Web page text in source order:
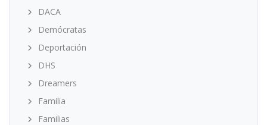
DACA
Demócratas
Deportación
DHS
Dreamers
Familia
Familias